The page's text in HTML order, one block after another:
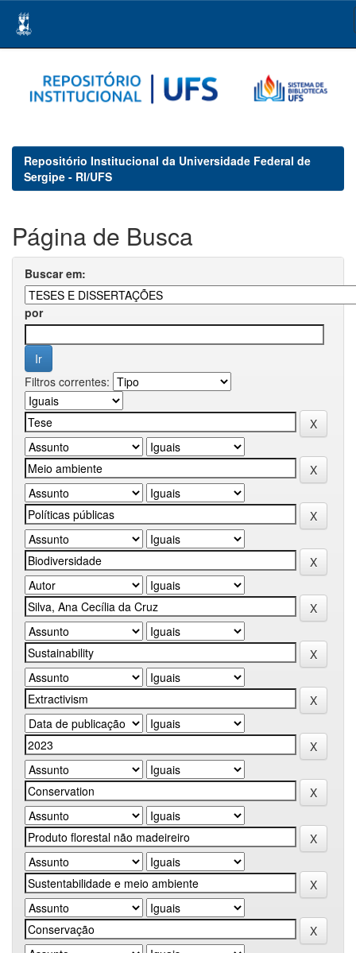
navigation
Repositório Institucional da Universidade Federal de
Sergipe - RI/UFS
Página de Busca
Buscar em:
por
Filtros correntes: